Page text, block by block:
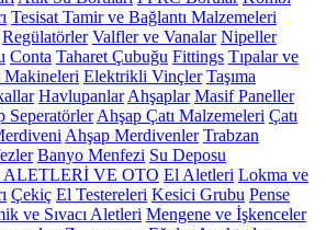
Tesisat Tamir ve Bağlantı Malzemeleri
Regülatörler Valfler ve Vanalar Nipeller
Conta Taharet Çubuğu Fittings Tıpalar ve
Makineleri Elektrikli Vinçler Taşıma
Havlupanlar Ahşaplar Masif Paneller
Seperatörler Ahşap Çatı Malzemeleri Çatı
Ahşap Merdivenler Trabzan
Banyo Menfezi Su Deposu
ALETLERİ VE OTO El Aletleri Lokma ve
Çekiç El Testereleri Kesici Grubu Pense
ve Sıvacı Aletleri Mengene ve İşkenceler